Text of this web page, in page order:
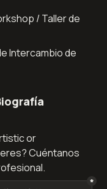
/ Taller de
Intercambio de
or
Cuéntanos
*